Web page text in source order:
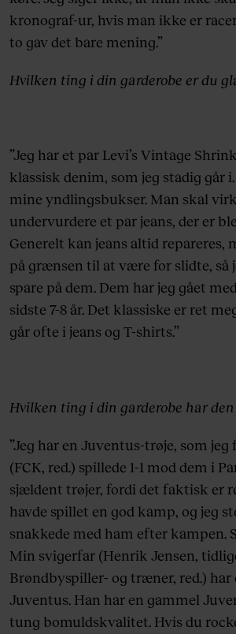
kronograf-ur, hvis man ikke er
to gav det bare mening.”
Hvilken ting i din garderobe er du
”Jeg har et par Levi’s Vintage
klassisk denim, som jeg stadig går
mine yndlingsbukser. Man skal
undervurdere et par jeans, der er
Generelt kan jeans altid repareres,
på grænsen til at være for slidte, så
spare på dem. Dem har jeg gået
sidste 7-8 år. Det klassiske er ret
går ofte i jeans og T-shirts.”
Hvilken ting i din garderobe har
”Jeg har en Juventus-trøje, som
(FCK, red.) spillede 1-1 mod dem i
sjældent trøjer, fordi det faktisk er
havde spillet en god kamp, og jeg
snakkede med ham efter kampen.
Min svigerfar (Henrik Jensen,
Brøndbyspiller- og træner, red.) har
Juventus. Han har en gammel
tung bomuldskvalitet. Hvis du